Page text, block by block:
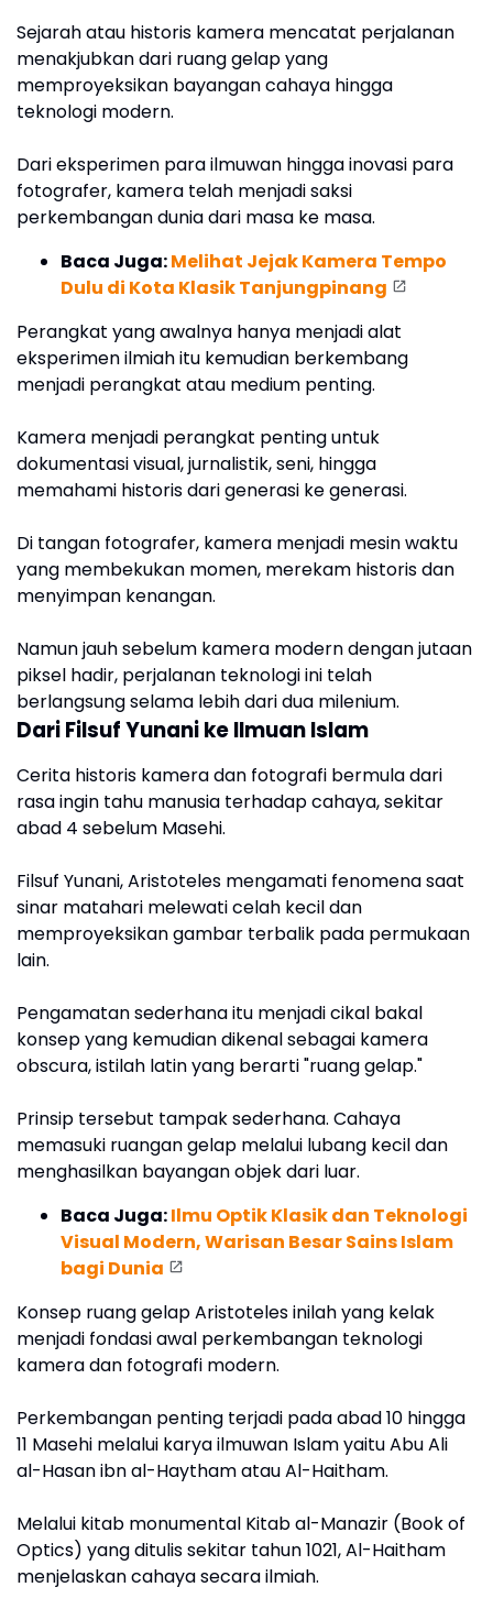
Sejarah atau historis kamera mencatat perjalanan
menakjubkan dari ruang gelap yang
memproyeksikan bayangan cahaya hingga
teknologi modern.
Dari eksperimen para ilmuwan hingga inovasi para
fotografer, kamera telah menjadi saksi
perkembangan dunia dari masa ke masa.
Baca Juga:Melihat Jejak Kamera Tempo
Dulu di Kota Klasik Tanjungpinang
Perangkat yang awalnya hanya menjadi alat
eksperimen ilmiah itu kemudian berkembang
menjadi perangkat atau medium penting.
Kamera menjadi perangkat penting untuk
dokumentasi visual, jurnalistik, seni, hingga
memahami historis dari generasi ke generasi.
Di tangan fotografer, kamera menjadi mesin waktu
yang membekukan momen, merekam historis dan
menyimpan kenangan.
Namun jauh sebelum kamera modern dengan jutaan
piksel hadir, perjalanan teknologi ini telah
berlangsung selama lebih dari dua milenium.
Dari Filsuf Yunani ke Ilmuan Islam
Cerita historis kamera dan fotografi bermula dari
rasa ingin tahu manusia terhadap cahaya, sekitar
abad 4 sebelum Masehi.
Filsuf Yunani, Aristoteles mengamati fenomena saat
sinar matahari melewati celah kecil dan
memproyeksikan gambar terbalik pada permukaan
lain.
Pengamatan sederhana itu menjadi cikal bakal
konsep yang kemudian dikenal sebagai kamera
obscura, istilah latin yang berarti "ruang gelap."
Prinsip tersebut tampak sederhana. Cahaya
memasuki ruangan gelap melalui lubang kecil dan
menghasilkan bayangan objek dari luar.
Baca Juga:Ilmu Optik Klasik dan Teknologi
Visual Modern, Warisan Besar Sains Islam
bagi Dunia
Konsep ruang gelap Aristoteles inilah yang kelak
menjadi fondasi awal perkembangan teknologi
kamera dan fotografi modern.
Perkembangan penting terjadi pada abad 10 hingga
11 Masehi melalui karya ilmuwan Islam yaitu Abu Ali
al-Hasan ibn al-Haytham atau Al-Haitham.
Melalui kitab monumental Kitab al-Manazir (Book of
Optics) yang ditulis sekitar tahun 1021, Al-Haitham
menjelaskan cahaya secara ilmiah.